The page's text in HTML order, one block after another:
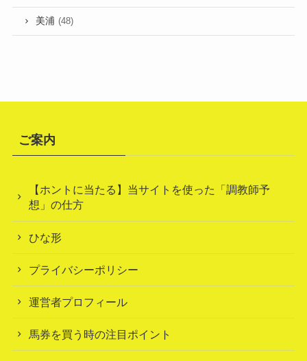
美浦 (48)
ご案内
【ホントに当たる】当サイトを使った「調教師予
想」の仕方
ひな形
プライバシーポリシー
運営者プロフィール
馬券を買う時の注目ポイント